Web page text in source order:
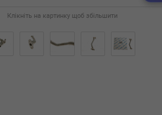
Клікніть на картинку щоб збільшити